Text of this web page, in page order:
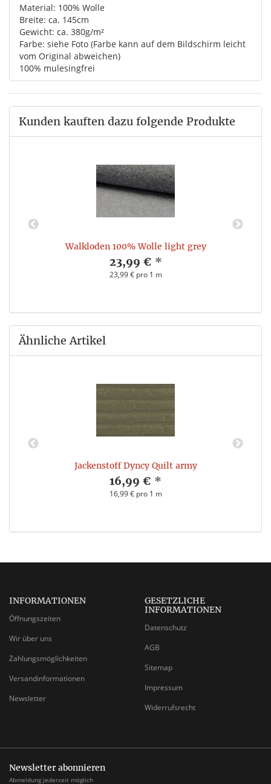
Material: 100% Wolle
Breite: ca. 145cm
Gewicht: ca. 380g/m²
Farbe: siehe Foto (Farbe kann auf dem Bildschirm leicht
vom Original abweichen)
100% mulesingfrei
Kunden kauften dazu folgende Produkte
Walkloden 100% Wolle light grey
23,99 € *
23,99 € pro 1 m
Ähnliche Artikel
Jackenstoff Dyncy Quilt army
16,99 € *
16,99 € pro 1 m
INFORMATIONEN
Öffnungszeiten
Wir über uns
Zahlungsmöglichkeiten
Versandinformationen
Newsletter
GESETZLICHE
INFORMATIONEN
Datenschutz
AGB
Sitemap
Impressum
Widerrufsrecht
Newsletter abonnieren
Abmeldung jederzeit möglich